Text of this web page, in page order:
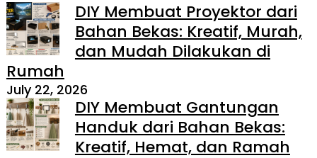
DIY Membuat Proyektor dari
Bahan Bekas: Kreatif, Murah,
dan Mudah Dilakukan di
Rumah
July 22, 2026
DIY Membuat Gantungan
Handuk dari Bahan Bekas:
Kreatif, Hemat, dan Ramah